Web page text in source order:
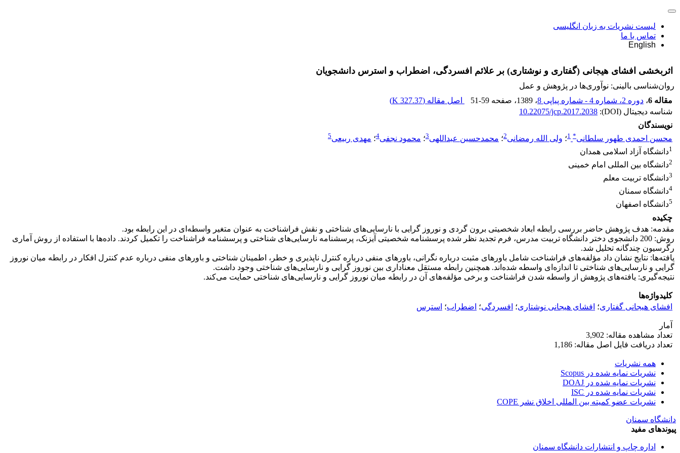
لیست نشریات به زبان انگلیسی
تماس با ما
English
اثربخشی افشای هیجانی (گفتاری و نوشتاری) بر علائم افسردگی، اضطراب و استرس دانشجویان
روان‌شناسی بالینی: نوآوری‌ها در پژوهش و عمل
مقاله 6
، دوره 2، شماره 4 - شماره پیاپی 8 ، 1389 ، صفحه 51-59 اصل مقاله (327.37 K
)
شناسه دیجیتال (DOI):
10.22075/jcp.2017.2038
نویسندگان
محسن احمدی طهور سلطانی*
1؛ ولی الله رمضانی2؛ محمدحسین عبداللهی3؛ محمود نجفی4؛ مهدی ربیعی5
1دانشگاه آزاد اسلامی همدان
2دانشگاه بین المللی امام خمینی
3دانشگاه تربیت معلم
4دانشگاه سمنان
5دانشگاه اصفهان
چکیده
مقدمه: هدف پژوهش حاضر بررسی رابطه ابعاد شخصیتی برون گردی و نوروز گرایی با نارسایی‌های شناختی و نقش فراشناخت به عنوان متغیر واسطه‌ای در این رابطه بود.
روش: 200 دانشجوی دختر دانشگاه تربیت مدرس، فرم تجدید نظر شده پرسشنامه شخصیتی آیزنک، پرسشنامه نارسایی‌های شناختی و پرسشنامه فراشناخت را تکمیل کردند. داده‌ها با استفاده از روش آماری
رگرسیون چندگانه تحلیل شد.
یافته‌ها: نتایج نشان داد مؤلفه‌های فراشناخت شامل باورهای مثبت درباره نگرانی، باورهای منفی درباره کنترل ناپذیری و خطر، اطمینان شناختی و باورهای منفی درباره عدم کنترل افکار در رابطه میان نوروز
گرایی و نارسایی‌های شناختی تا اندازه‌ای واسطه شده‌اند. همچنین رابطه مستقل معناداری بین نوروز گرایی و نارسایی‌های شناختی وجود داشت.
نتیجه‌گیری: یافته‌های پژوهش از واسطه شدن فراشناخت و برخی مؤلفه‌های آن در رابطه میان نوروز گرایی و نارسایی‌های شناختی حمایت می‌کند.
کلیدواژه‌ها
افشای هیجانی گفتاری؛ افشای هیجانی نوشتاری؛ افسردگی؛ اضطراب؛ استرس
آمار
تعداد مشاهده مقاله: 3,902
تعداد دریافت فایل اصل مقاله: 1,186
همه نشریات
نشریات نمایه شده در Scopus
نشریات نمایه شده در DOAJ
نشریات نمایه شده در ISC
نشریات عضو کمیته بین المللی اخلاق نشر COPE
دانشگاه سمنان
پیوندهای مفید
اداره چاپ و انتشارات دانشگاه سمنان